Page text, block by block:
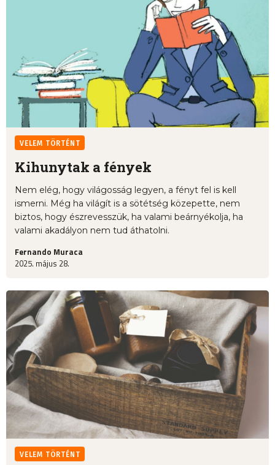
VELEM TÖRTÉNT
Kihunytak a fények
Nem elég, hogy világosság legyen, a fényt fel is kell
ismerni. Még ha világít is a sötétség közepette, nem
biztos, hogy észrevesszük, ha valami beárnyékolja, ha
valami akadályon nem tud áthatolni.
Fernando Muraca
2025. május 28.
VELEM TÖRTÉNT